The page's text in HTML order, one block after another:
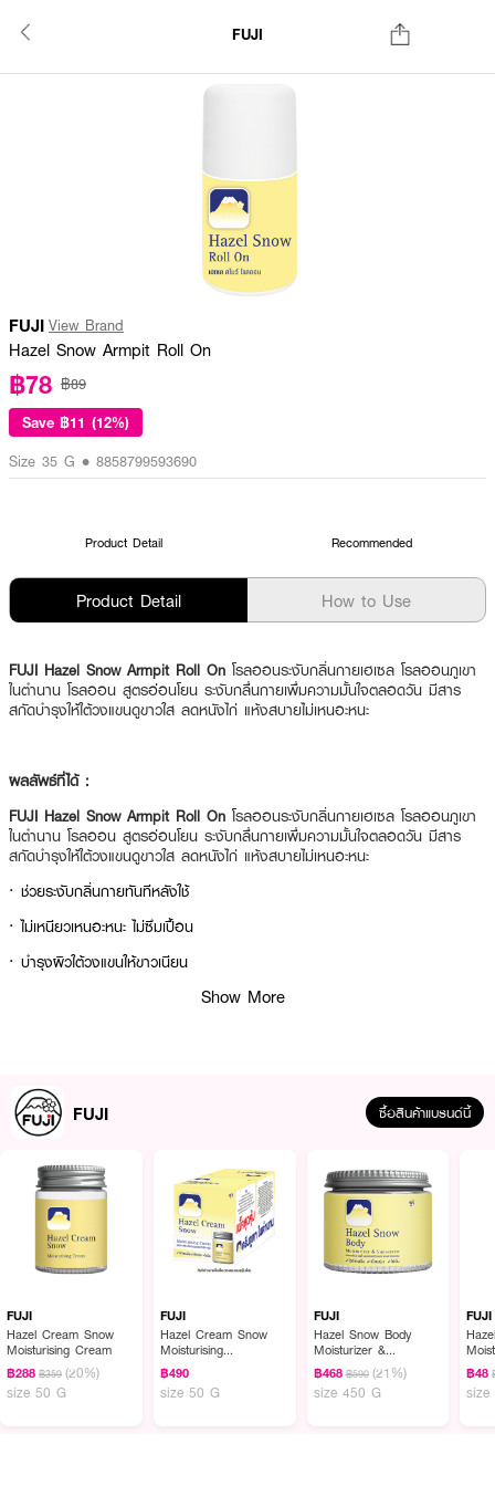
FUJI
FUJI View Brand
Hazel Snow Armpit Roll On
฿78 ฿89
Save ฿11 (12%)
Size 35 G • 8858799593690
Product Detail Recommended
Product Detail How to Use
FUJI Hazel Snow Armpit Roll On โรลออนระงับกลิ่นกายเฮเซล โรลออนภูเขา
ในตำนาน โรลออน สูตรอ่อนโยน ระงับกลื่นกายเพื่มความมั้นใจตลอดวัน มีสาร
สกัดบำรุงให้ใต้วงแขนดูขาวใส ลดหนังไก่ แห้งสบายไม่เหนอะหนะ
ผลลัพธ์ที่ได้ :
FUJI Hazel Snow Armpit Roll On โรลออนระงับกลิ่นกายเฮเซล โรลออนภูเขา
ในตำนาน โรลออน สูตรอ่อนโยน ระงับกลื่นกายเพื่มความมั้นใจตลอดวัน มีสาร
สกัดบำรุงให้ใต้วงแขนดูขาวใส ลดหนังไก่ แห้งสบายไม่เหนอะหนะ
· ช่วยระงับกลิ่นกายทันทีหลังใช้
· ไม่เหนียวเหนอะหนะ ไม่ซึมเปื้อน
· บำรุงผิวใต้วงแขนให้ขาวเนียน
· ช่วยให้ผิวใต้วงแขนขาวเปล่งปลั่ง เนียนนุ่ม กระจ่างใส
How to Use :
ทาบริเวณใต้วงแขนเป็นประจำทุกวันหรือทุกครั้งที่ต้องการ
Show More
FUJI ซื้อสินค้าแบรนด์นี้
FUJI
Hazel Cream Snow
Moisturising Cream
฿288 ฿359 (20%)
size 50 G
FUJI
Hazel Cream Snow
Moisturising
Cream(Pack 1 Get 1
Free)
฿490
size 50 G
FUJI
Hazel Snow Body
Moisturizer &
Sunscreen
฿468 ฿590 (21%)
size 450 G
FUJI
฿48
size